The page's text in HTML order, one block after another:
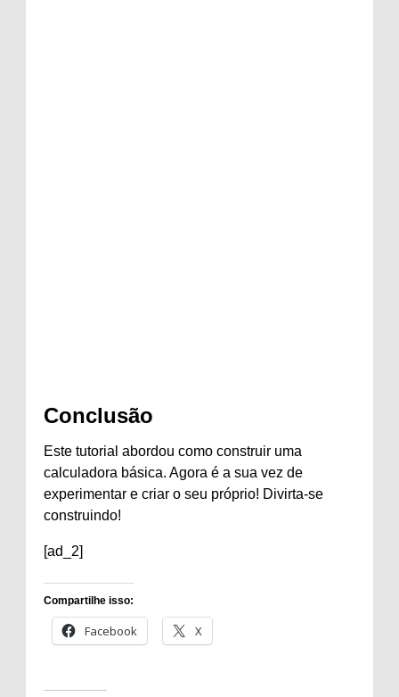
Conclusão
Este tutorial abordou como construir uma
calculadora básica. Agora é a sua vez de
experimentar e criar o seu próprio! Divirta-se
construindo!
[ad_2]
Compartilhe isso:
Facebook X